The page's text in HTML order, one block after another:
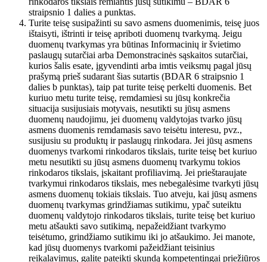
straipsnio 1 dalies a punktas.
Turite teisę susipažinti su savo asmens duomenimis, teisę juos
ištaisyti, ištrinti ir teisę apriboti duomenų tvarkymą. Jeigu
duomenų tvarkymas yra būtinas Informacinių ir švietimo
paslaugų sutarčiai arba Demonstracinės sąskaitos sutarčiai,
kurios šalis esate, įgyvendinti arba imtis veiksmų pagal jūsų
prašymą prieš sudarant šias sutartis (BDAR 6 straipsnio 1
dalies b punktas), taip pat turite teisę perkelti duomenis. Bet
kuriuo metu turite teisę, remdamiesi su jūsų konkrečia
situacija susijusiais motyvais, nesutikti su jūsų asmens
duomenų naudojimu, jei duomenų valdytojas tvarko jūsų
asmens duomenis remdamasis savo teisėtu interesu, pvz.,
susijusiu su produktų ir paslaugų rinkodara. Jei jūsų asmens
duomenys tvarkomi rinkodaros tikslais, turite teisę bet kuriuo
metu nesutikti su jūsų asmens duomenų tvarkymu tokios
rinkodaros tikslais, įskaitant profiliavimą. Jei prieštaraujate
tvarkymui rinkodaros tikslais, mes nebegalėsime tvarkyti jūsų
asmens duomenų tokiais tikslais. Tuo atveju, kai jūsų asmens
duomenų tvarkymas grindžiamas sutikimu, ypač suteiktu
duomenų valdytojo rinkodaros tikslais, turite teisę bet kuriuo
metu atšaukti savo sutikimą, nepažeidžiant tvarkymo
teisėtumo, grindžiamo sutikimu iki jo atšaukimo. Jei manote,
kad jūsų duomenys tvarkomi pažeidžiant teisinius
reikalavimus, galite pateikti skundą kompetentingai priežiūros